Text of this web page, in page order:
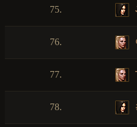
75.
76.
77.
78.